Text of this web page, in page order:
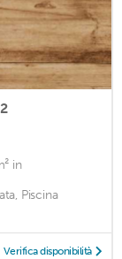
in
Piscina
Verifica disponibilità